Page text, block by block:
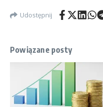
Udostępnij
Powiązane posty